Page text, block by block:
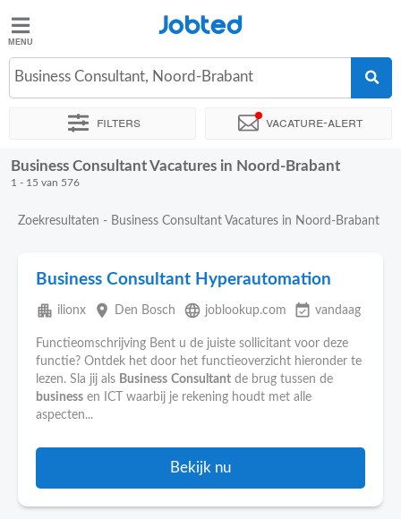
Jobted
Vacatures
Salarissen
Jobted
Business Consultant, Noord-Brabant
Filters Vacature-alert
Sorteer op Bedrijf Uitzendbureau Soort dienstverband
Business Consultant Vacatures in Noord-Brabant
1 - 15 van 576
Zoekresultaten - Business Consultant Vacatures in Noord-Brabant
Business Consultant Hyperautomation
apartment ilionx place Den Bosch language joblookup.com event_available vandaag
Functieomschrijving Bent u de juiste sollicitant voor deze
functie? Ontdek het door het functieoverzicht hieronder te
lezen. Sla jij als Business Consultant de brug tussen de
business en ICT waarbij je rekening houdt met alle
aspecten...
Bekijk nu